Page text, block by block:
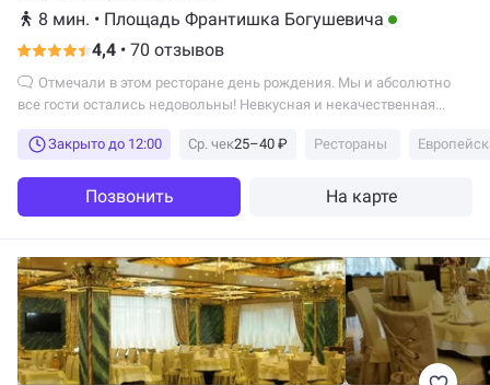
8 мин. • Площадь Франтишка Богушевича
4,4 • 70 отзывов
все гости остались недовольны! Невкусная и некачественная...
Закрыто до 12:00 Ср. чек25–40 ₽ Рестораны
Позвонить На карте